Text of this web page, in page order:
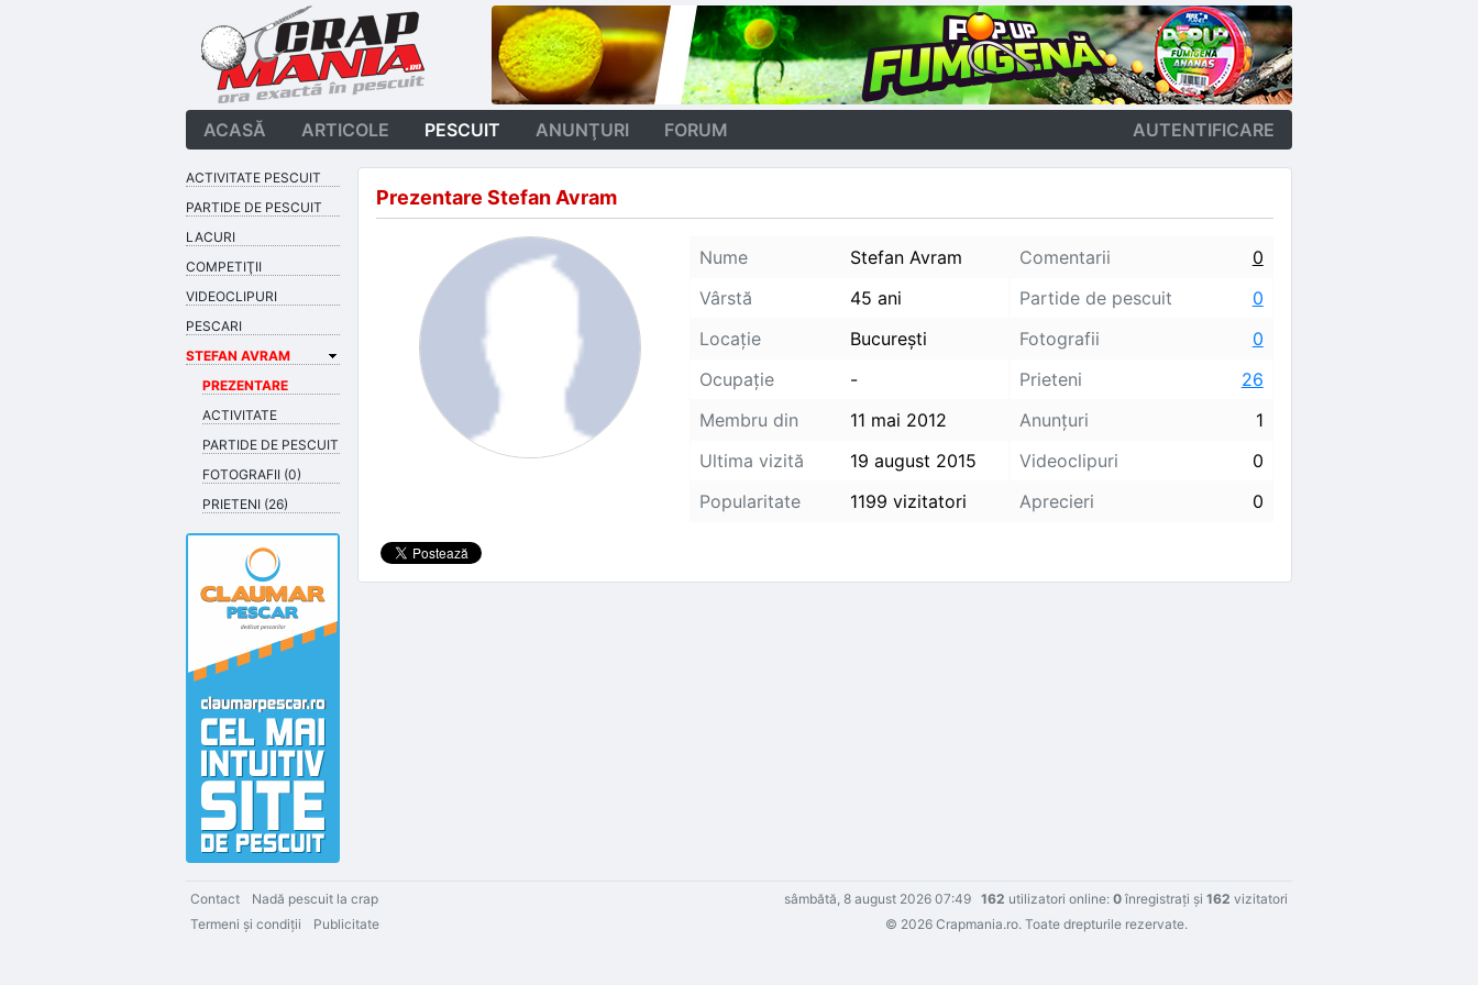
ACASĂ ARTICOLE PESCUIT ANUNŢURI FORUM AUTENTIFICARE
Prezentare Stefan Avram
Nume
Stefan Avram
Vârstă
45 ani
Locaţie
Bucureşti
Ocupaţie
-
Membru din
11 mai 2012
Ultima vizită
19 august 2015
Popularitate
1199 vizitatori
Comentarii
0
Partide de pescuit
0
Fotografii
0
Prieteni
26
Anunţuri
1
Videoclipuri
0
Aprecieri
0
ACTIVITATE PESCUIT
PARTIDE DE PESCUIT
LACURI
COMPETIŢII
VIDEOCLIPURI
PESCARI
STEFAN AVRAM
PREZENTARE
ACTIVITATE
PARTIDE DE PESCUIT
FOTOGRAFII (0)
PRIETENI (26)
Contact
Nadă pescuit la crap
Termeni şi condiţii
Publicitate
sâmbătă, 8 august 2026 07:49 162 utilizatori online: 0 înregistraţi şi 162 vizitatori
© 2026 Crapmania.ro. Toate drepturile rezervate.